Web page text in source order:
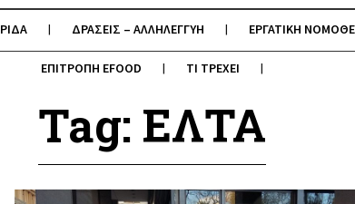
ΔΡΑΣΕΙΣ – ΑΛΛΗΛΕΓΓΥΗ ΕΡΓΑΤΙΚΗ
ΕΠΙΤΡΟΠΗ EFOOD ΤΙ ΤΡΕΧΕΙ
Tag: ΕΛΤΑ